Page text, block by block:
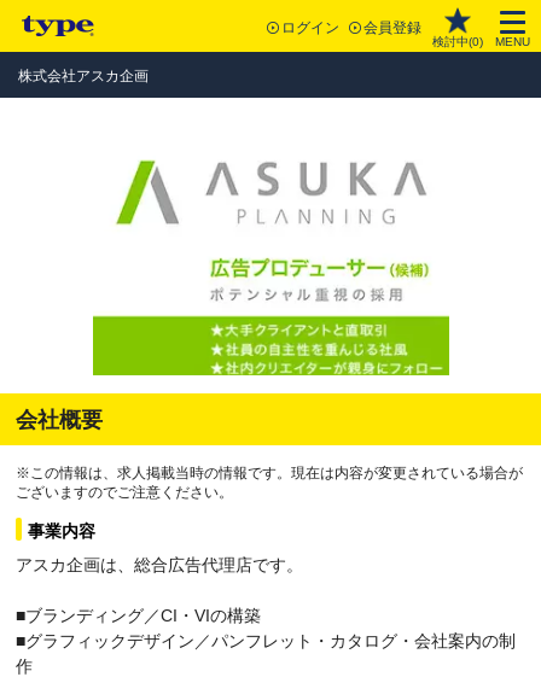
ログイン 会員登録
検討中(0) MENU
株式会社アスカ企画
会社概要
※この情報は、求人掲載当時の情報です。現在は内容が変更されている場合が
ございますのでご注意ください。
事業内容
アスカ企画は、総合広告代理店です。
■ブランディング／CI・VIの構築
■グラフィックデザイン／パンフレット・カタログ・会社案内の制
作